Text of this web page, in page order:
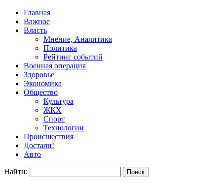
Главная
Важное
Власть
Мнение, Аналитика
Политика
Рейтинг событий
Военная операция
Здоровье
Экономика
Общество
Культура
ЖКХ
Спорт
Технологии
Происшествия
Достали!
Авто
Найти: